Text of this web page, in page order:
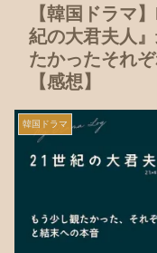
【韓国ドラマ
紀の大君夫人
たかったそれ
【感想】
韓国ドラマ